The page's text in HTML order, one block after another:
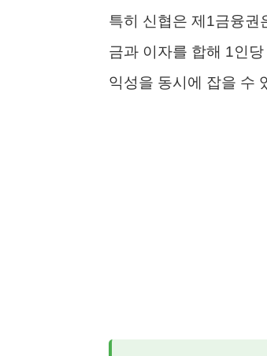
특히 신협은 제1금융권
금과 이자를 합해 1인
익성을 동시에 잡을 수